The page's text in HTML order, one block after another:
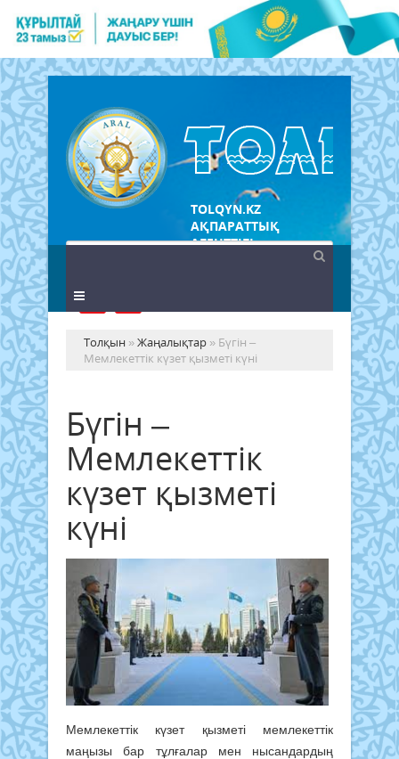
TOLQYN.KZ
АҚПАРАТТЫҚ
АГЕНТТІГІ
Толқын »Жаңалықтар » Бүгін –
Мемлекеттік күзет қызметі күні
Бүгін –
Мемлекеттік
күзет қызметі
күні
Мемлекеттік күзет қызметі мемлекеттік
маңызы бар тұлғалар мен нысандардың